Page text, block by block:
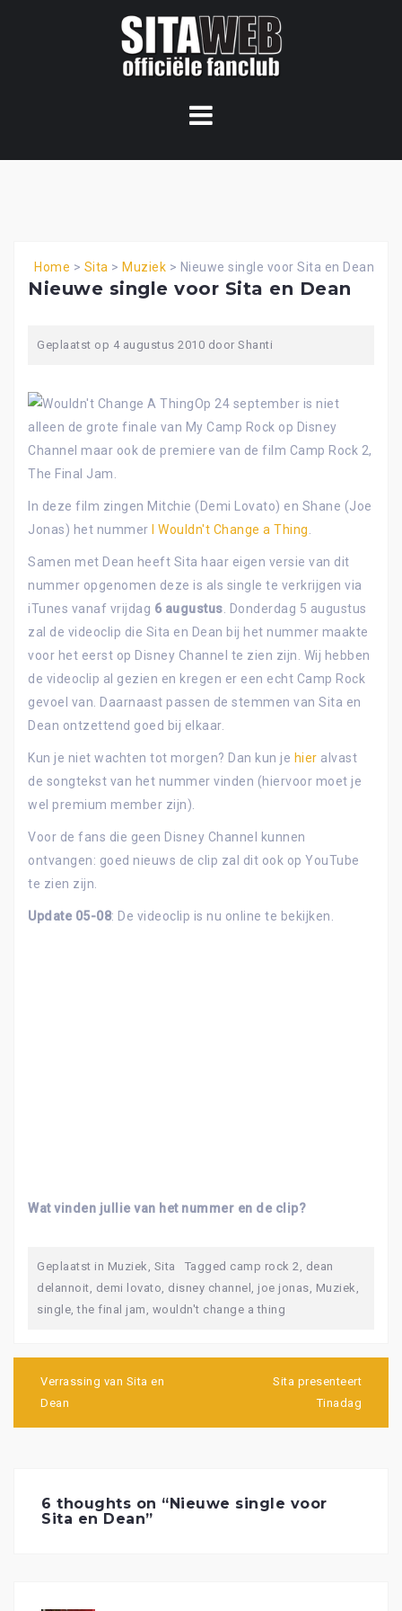
Home > Sita > Muziek > Nieuwe single voor Sita en Dean
Nieuwe single voor Sita en Dean
Geplaatst op 4 augustus 2010 door Shanti
Op 24 september is niet
alleen de grote finale van My Camp Rock op Disney
Channel maar ook de premiere van de film Camp Rock 2,
The Final Jam.
In deze film zingen Mitchie (Demi Lovato) en Shane (Joe
Jonas) het nummer
I Wouldn't Change a Thing
Samen met Dean heeft Sita haar eigen versie van dit
nummer opgenomen deze is als single te verkrijgen via
iTunes vanaf vrijdag 6 augustus . Donderdag 5 augustus
zal de videoclip die Sita en Dean bij het nummer maakte
voor het eerst op Disney Channel te zien zijn. Wij hebben
de videoclip al gezien en kregen er een echt Camp Rock
gevoel van. Daarnaast passen de stemmen van Sita en
Dean ontzettend goed bij elkaar.
Kun je niet wachten tot morgen? Dan kun je hier alvast
de songtekst van het nummer vinden (hiervoor moet je
wel premium member zijn).
Voor de fans die geen Disney Channel kunnen
ontvangen: goed nieuws de clip zal dit ook op YouTube
te zien zijn.
Update 05-08: De videoclip is nu online te bekijken.
Wat vinden jullie van het nummer en de clip?
Geplaatst in Muziek , Sita Tagged camp rock 2, dean
delannoit, demi lovato, disney channel , joe jonas, Muziek ,
single,the final jam , wouldn't change a thing
navigatie
Verrassing van Sita en
Dean
Sita presenteert
Tinadag
6 thoughts on “ Nieuwe single voor
Sita en Dean”